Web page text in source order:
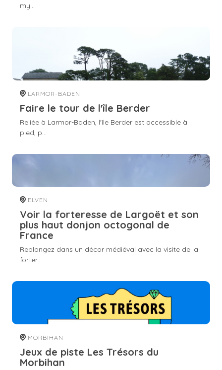
my...
LARMOR-BADEN
Faire le tour de l'île Berder
Reliée à Larmor-Baden, l'île Berder est accessible à
pied, p...
ELVEN
Voir la forteresse de Largoët et son
plus haut donjon octogonal de
France
Replongez dans un décor médiéval avec la visite de la
forter...
MORBIHAN
Jeux de piste Les Trésors du
Morbihan